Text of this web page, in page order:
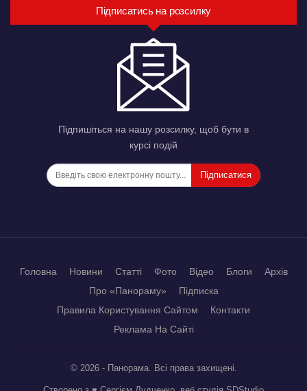
Підписатись на розсилку
Підпишіться на нашу розсилку, щоб бути в
курсі подій
Підписатися
Головна Новини Статті Фото Відео Блоги
Архів
Про «Панораму»
Підписка
Правила Користування Сайтом
Контакти
Реклама На Сайті
© 2026 - Панорама. Всі права захищені.